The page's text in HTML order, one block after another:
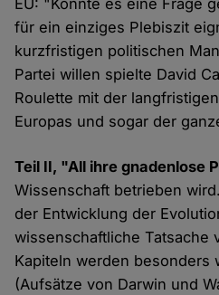
EU: "Konnte es eine Frage
für ein einziges Plebiszit
kurzfristigen politischen
Partei willen spielte David
Roulette mit der
Europas und sogar der
Teil II, "All ihre gnadenlose
Wissenschaft betrieben
der Entwicklung der
wissenschaftliche Tatsache
Kapiteln werden besonders
(Aufsätze von Darwin und